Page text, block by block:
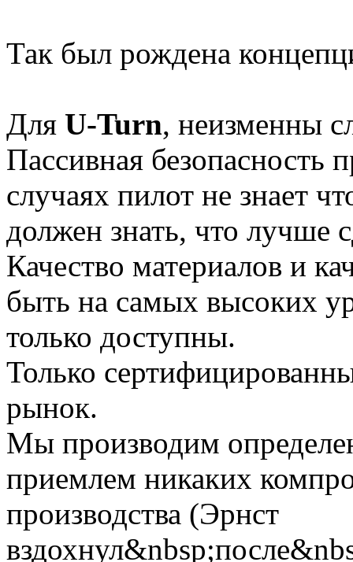
Так был рождена
Для U-Turn, неизменны
Пассивная безопасность
случаях пилот не знает
должен знать, что лучше
Качество материалов и
быть на самых высоких
только доступны.
Только
рынок.
Мы производим
приемлем никаких
производства (Эрнст